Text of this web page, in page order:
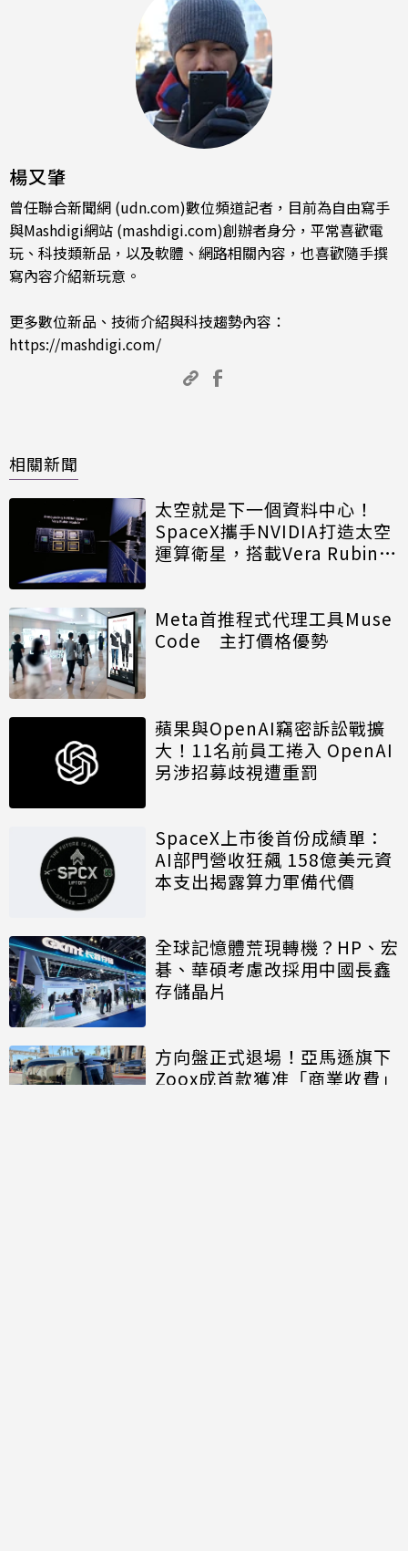
楊又肇
曾任聯合新聞網 (udn.com)數位頻道記者，目前為自由寫手
與Mashdigi網站 (mashdigi.com)創辦者身分，平常喜歡電
玩、科技類新品，以及軟體、網路相關內容，也喜歡隨手撰
寫內容介紹新玩意。
更多數位新品、技術介紹與科技趨勢內容：
https://mashdigi.com/
相關新聞
太空就是下一個資料中心！
SpaceX攜手NVIDIA打造太空
運算衛星，搭載Vera Rubin運
Meta首推程式代理工具Muse
Code 主打價格優勢
蘋果與OpenAI竊密訴訟戰擴
大！11名前員工捲入 OpenAI
另涉招募歧視遭重罰
SpaceX上市後首份成績單：
AI部門營收狂飆 158億美元資
本支出揭露算力軍備代價
全球記憶體荒現轉機？HP、宏
碁、華碩考慮改採用中國長鑫
存儲晶片
方向盤正式退場！亞馬遜旗下
Zoox成首款獲准「商業收費」